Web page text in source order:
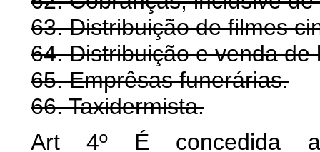
63. Distribuição de filmes
64. Distribuição e venda de
65. Emprêsas funerárias.
66. Taxidermista.
Art 4º É concedida a